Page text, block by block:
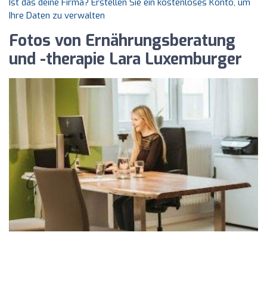
Ist das deine Firma? Erstellen Sie ein kostenloses Konto, um
Ihre Daten zu verwalten
Fotos von Ernährungsberatung
und -therapie Lara Luxemburger